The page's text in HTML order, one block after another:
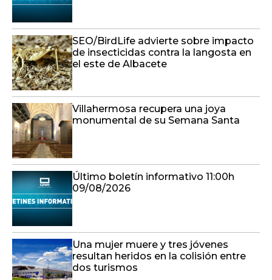
SEO/BirdLife advierte sobre impacto
de insecticidas contra la langosta en
el este de Albacete
Villahermosa recupera una joya
monumental de su Semana Santa
Último boletín informativo 11:00h
09/08/2026
Una mujer muere y tres jóvenes
resultan heridos en la colisión entre
dos turismos